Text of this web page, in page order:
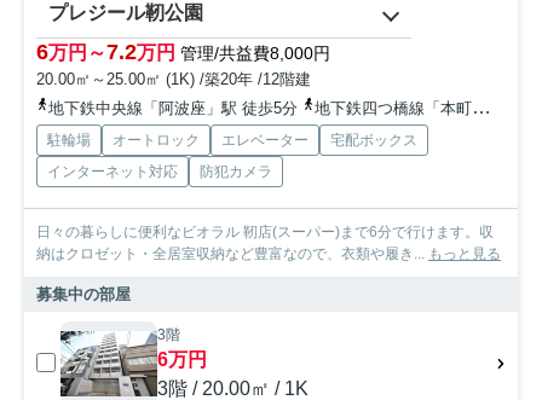
プレジール靭公園
6万円～7.2万円 管理/共益費8,000円
20.00㎡～25.00㎡ (1K) /築20年 /12階建
地下鉄中央線「阿波座」駅 徒歩5分
地下鉄四つ橋線「本町」駅 徒歩6分
駐輪場 オートロック エレベーター
宅配ボックス
インターネット対応
防犯カメラ
日々の暮らしに便利なビオラル 靭店(スーパー)まで6分で行けます。収
納はクロゼット・全居室収納など豊富なので、衣類や履き... もっと見る
募集中の部屋
3階
6万円
3階 / 20.00㎡ / 1K